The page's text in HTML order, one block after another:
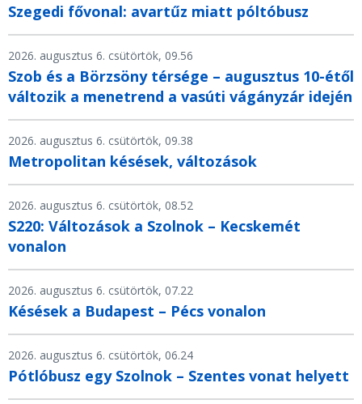
Szegedi fővonal: avartűz miatt póltóbusz
2026. augusztus 6. csütörtök, 09.56
Szob és a Börzsöny térsége – augusztus 10-étől
változik a menetrend a vasúti vágányzár idején
2026. augusztus 6. csütörtök, 09.38
Metropolitan késések, változások
2026. augusztus 6. csütörtök, 08.52
S220: Változások a Szolnok – Kecskemét
vonalon
2026. augusztus 6. csütörtök, 07.22
Késések a Budapest – Pécs vonalon
2026. augusztus 6. csütörtök, 06.24
Pótlóbusz egy Szolnok – Szentes vonat helyett